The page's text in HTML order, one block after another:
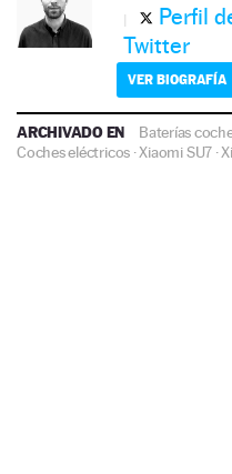
Perfil
Twitter
VER BIOGRAFÍA
ARCHIVADO EN Baterías
Coches eléctricos ·Xiaomi SU7 ·